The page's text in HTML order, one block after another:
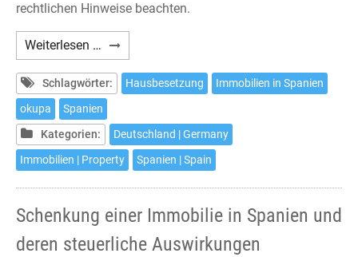
rechtlichen Hinweise beachten.
Weiterlesen … Haus-
und
Wohnungsbesetzungen
in
Spanien
–
Was
Schlagwörter: Hausbesetzung
Immobilien in Spanien
okupa
Spanien
Kategorien:
Deutschland | Germany
Immobilien | Property
Spanien | Spain
Schenkung einer Immobilie in Spanien und
deren steuerliche Auswirkungen